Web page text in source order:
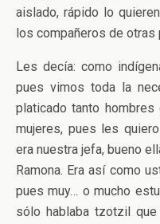
aislado, rápido lo
los compañeros de
Les decía: como
pues vimos toda la
platicado tanto hombres
mujeres, pues les
era nuestra jefa, bueno
Ramona. Era así como
pues muy… o mucho
sólo hablaba tzotzil